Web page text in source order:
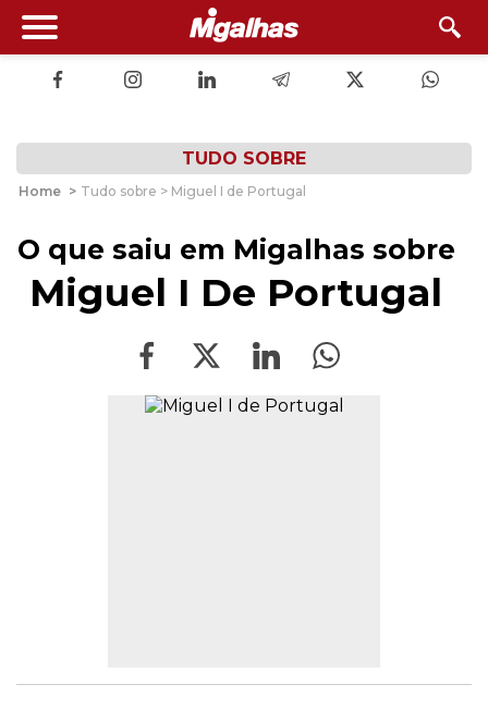
TUDO SOBRE
Home > Tudo sobre > Miguel I de Portugal
O que saiu em Migalhas sobre
Miguel I De Portugal